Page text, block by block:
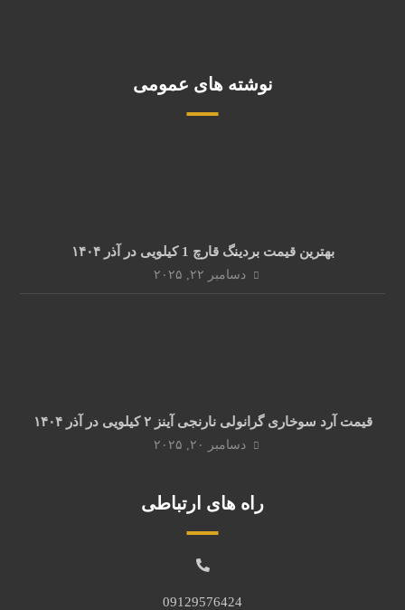
نوشته های عمومی
بهترین قیمت بردینگ قارچ 1 کیلویی در آذر ۱۴۰۴
دسامبر ۲۲, ۲۰۲۵
قیمت آرد سوخاری گرانولی نارنجی آینز ۲ کیلویی در آذر ۱۴۰۴
دسامبر ۲۰, ۲۰۲۵
راه های ارتباطی
09129576424